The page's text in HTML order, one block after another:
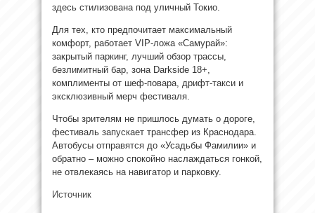
здесь стилизована под уличный Токио.
Для тех, кто предпочитает максимальный
комфорт, работает VIP-ложа «Самурай»:
закрытый паркинг, лучший обзор трассы,
безлимитный бар, зона Darkside 18+,
комплименты от шеф-повара, дрифт-такси и
эксклюзивный мерч фестиваля.
Чтобы зрителям не пришлось думать о дороге,
фестиваль запускает трансфер из Краснодара.
Автобусы отправятся до «Усадьбы Фамилии» и
обратно – можно спокойно наслаждаться гонкой,
не отвлекаясь на навигатор и парковку.
Источник